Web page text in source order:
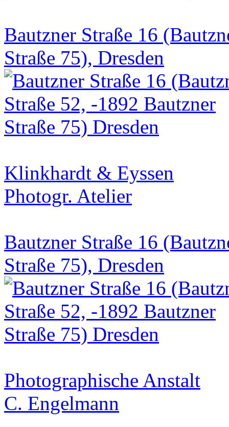
Bautzner Straße 16
Straße 75), Dresden
Klinkhardt & Eyssen
Photogr. Atelier
Bautzner Straße 16
Straße 75), Dresden
Photographische Anstalt
C. Engelmann